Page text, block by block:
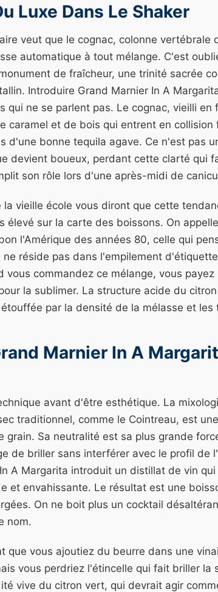
Luxe Dans Le Shaker
veut que le cognac, colonne vertébrale
automatique à tout mélange. C'est
de fraîcheur, une trinité sacrée
Introduire Grand Marnier In A
qui ne se parlent pas. Le cognac, vieilli
caramel et de bois qui entrent en collision
d'une bonne tequila agave. Ce n'est pas
devient boueux, perdant cette clarté qui
son rôle lors d'une après-midi de
vieille école vous diront que cette
élevé sur la carte des boissons. On
l'Amérique des années 80, celle qui
ne réside pas dans l'empilement
vous commandez ce mélange, vous
la sublimer. La structure acide du
par la densité de la mélasse et les
Marnier In A
avant d'être esthétique. La
traditionnel, comme le Cointreau, est
grain. Sa neutralité est sa plus grande
de briller sans interférer avec le profil de
A Margarita introduit un distillat de vin
et envahissante. Le résultat est une
On ne boit plus un cocktail
nom.
que vous ajoutiez du beurre dans une
vous perdriez l'étincelle qui fait briller la
vive du citron vert, qui devrait agir